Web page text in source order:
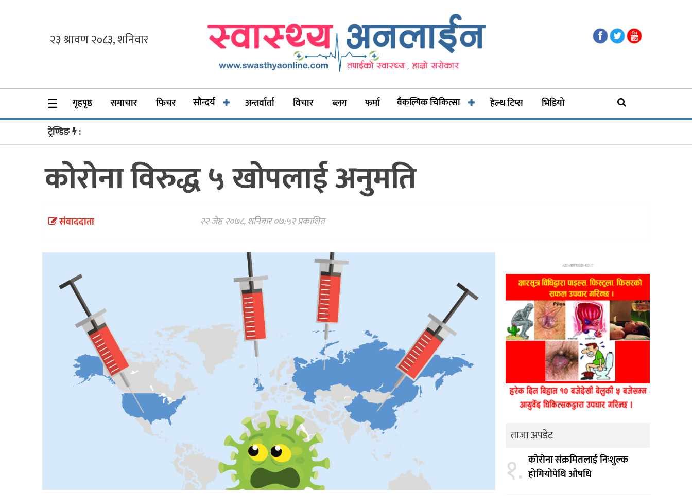
सौन्दर्य
अन्तर्वार्ता
☰ गृहपृष्ठ समाचार फिचर सौन्दर्य अन्तर्वार्ता विचार ब्लग फर्मा वैकल्पिक चिकित्सा हेल्थ टिप्स
भिडियो
ट्रेण्डिङ :
कोरोना विरुद्ध ५ खोपलाई अनुमति
संवाददाता २२ जेष्ठ २०७८, शनिबार ०७:५२ प्रकाशित
ADVERTISEMENT
ताजा अपडेट
१. कोरोना संक्रमितलाई निःशुल्क
होमियोपेथि औषधि